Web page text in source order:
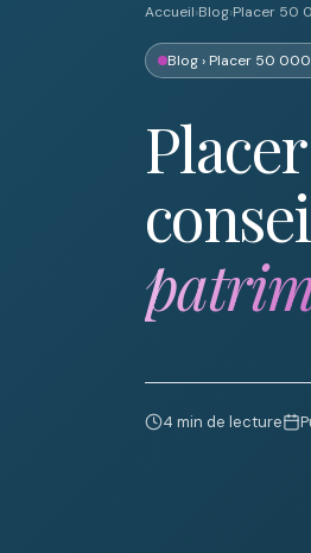
Accueil›Blog›Placer 50
Blog › Placer 50
4 min de lecture